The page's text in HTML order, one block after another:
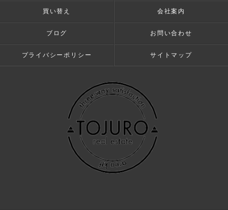
買い替え 会社案内
ブログ お問い合わせ
プライバシーポリシー サイトマップ